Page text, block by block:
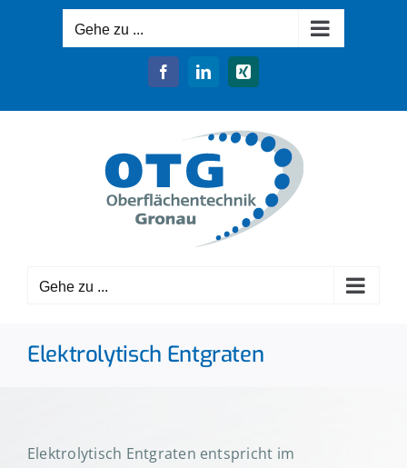
Gehe zu ...
FacebookLinkedInXing
Gehe zu ...
Elektrolytisch Entgraten
Elektrolytisch Entgraten entspricht im